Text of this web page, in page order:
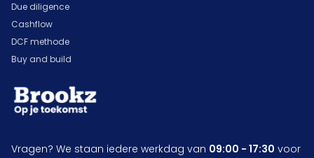
Due diligence
Cashflow
DCF methode
Buy and build
Vragen? We staan iedere werkdag van 09:00 - 17:30 voor